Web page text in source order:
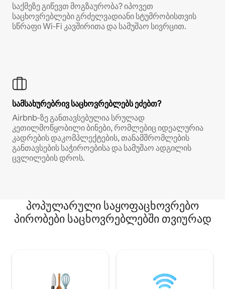
საქმეზე გიწევთ მოგზაურობა? იპოვეთ
საცხოვრებლები გრძელვადიანი სტუმრობისთვის
სწრაფი Wi‑Fi კავშირითა და სამუშაო სივრცით.
სამსახურებრივ საცხოვრებლებს ეძებთ?
Airbnb‑ზე განთავსებულია სრულად
კეთილმოწყობილი ბინები, რომლებიც იდეალურია
კადრების დაკომპლექტების, თანამშრომლების
განთავსების საჭიროებისა და სამუშაო ადგილის
ცვლილების დროს.
პოპულარული საყოფაცხოვრებო
პირობები საცხოვრებლებში თვიურად